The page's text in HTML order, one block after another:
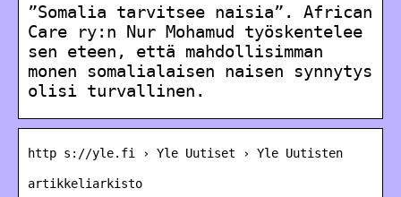
”Somalia tarvitsee naisia”. African
Care ry:n Nur Mohamud työskentelee
sen eteen, että mahdollisimman
monen somalialaisen naisen synnytys
olisi turvallinen.
http s://yle.fi › Yle Uutiset › Yle Uutisten
artikkeliarkisto